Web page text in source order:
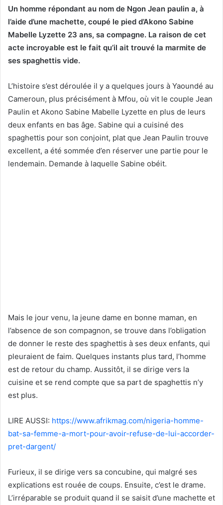
Un homme répondant au nom de Ngon Jean paulin a, à
l’aide d’une machette, coupé le pied d’Akono Sabine
Mabelle Lyzette 23 ans, sa compagne. La raison de cet
acte incroyable est le fait qu’il ait trouvé la marmite de
ses spaghettis vide.
L’histoire s’est déroulée il y a quelques jours à Yaoundé au
Cameroun, plus précisément à Mfou, où vit le couple Jean
Paulin et Akono Sabine Mabelle Lyzette en plus de leurs
deux enfants en bas âge. Sabine qui a cuisiné des
spaghettis pour son conjoint, plat que Jean Paulin trouve
excellent, a été sommée d’en réserver une partie pour le
lendemain. Demande à laquelle Sabine obéit.
Mais le jour venu, la jeune dame en bonne maman, en
l’absence de son compagnon, se trouve dans l’obligation
de donner le reste des spaghettis à ses deux enfants, qui
pleuraient de faim. Quelques instants plus tard, l’homme
est de retour du champ. Aussitôt, il se dirige vers la
cuisine et se rend compte que sa part de spaghettis n’y
est plus.
LIRE AUSSI: https://www.afrikmag.com/nigeria-homme-
bat-sa-femme-a-mort-pour-avoir-refuse-de-lui-accorder-
pret-dargent/
Furieux, il se dirige vers sa concubine, qui malgré ses
explications est rouée de coups. Ensuite, c’est le drame.
L’irréparable se produit quand il se saisit d’une machette et